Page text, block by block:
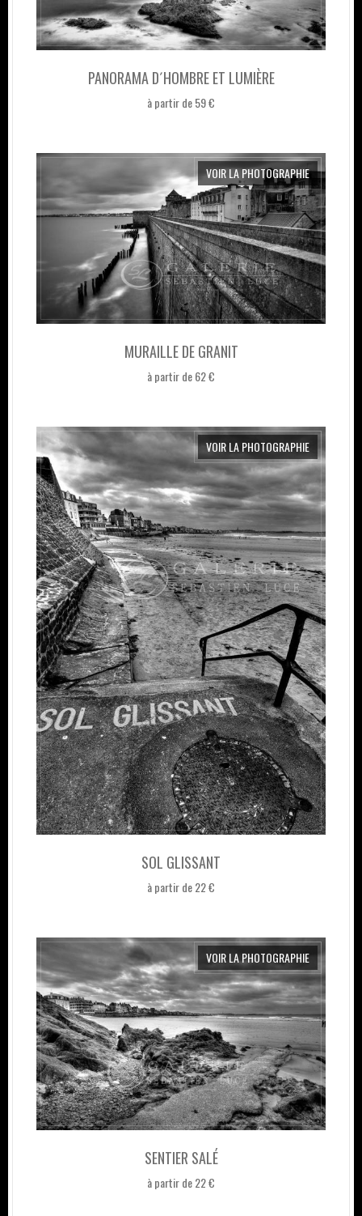
PANORAMA D´HOMBRE ET LUMIÈRE
à partir de 59 €
MURAILLE DE GRANIT
à partir de 62 €
VOIR LA PHOTOGRAPHIE
SOL GLISSANT
à partir de 22 €
VOIR LA PHOTOGRAPHIE
SENTIER SALÉ
à partir de 22 €
VOIR LA PHOTOGRAPHIE